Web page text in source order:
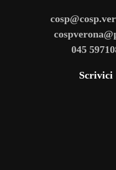
045
Scrivici